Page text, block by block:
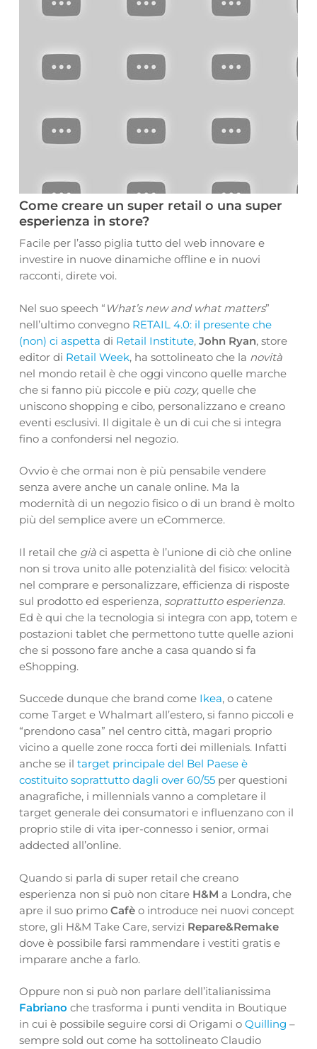
Come creare un super retail o una super
esperienza in store?
Facile per l’asso piglia tutto del web innovare e
investire in nuove dinamiche offline e in nuovi
racconti, direte voi.
Nel suo speech “ What’s new and what matters”
nell’ultimo convegno RETAIL 4.0: il presente che
(non) ci aspetta di Retail Institute, John Ryan, store
editor di Retail Week, ha sottolineato che la novità
nel mondo retail è che oggi vincono quelle marche
che si fanno più piccole e più cozy, quelle che
uniscono shopping e cibo, personalizzano e creano
eventi esclusivi. Il digitale è un di cui che si integra
fino a confondersi nel negozio.
Ovvio è che ormai non è più pensabile vendere
senza avere anche un canale online. Ma la
modernità di un negozio fisico o di un brand è molto
più del semplice avere un eCommerce.
Il retail che già ci aspetta è l’unione di ciò che online
non si trova unito alle potenzialità del fisico: velocità
nel comprare e personalizzare, efficienza di risposte
sul prodotto ed esperienza, soprattutto esperienza.
Ed è qui che la tecnologia si integra con app, totem e
postazioni tablet che permettono tutte quelle azioni
che si possono fare anche a casa quando si fa
eShopping.
Succede dunque che brand come Ikea, o catene
come Target e Whalmart all’estero, si fanno piccoli e
“prendono casa” nel centro città, magari proprio
vicino a quelle zone rocca forti dei millenials. Infatti
anche se il target principale del Bel Paese è
costituito soprattutto dagli over 60/55per questioni
anagrafiche, i millennials vanno a completare il
target generale dei consumatori e influenzano con il
proprio stile di vita iper-connesso i senior, ormai
addected all’online.
Quando si parla di super retail che creano
esperienza non si può non citare H&M a Londra, che
apre il suo primo Cafè o introduce nei nuovi concept
store, gli H&M Take Care, servizi Repare&Remake
dove è possibile farsi rammendare i vestiti gratis e
imparare anche a farlo.
Oppure non si può non parlare dell’italianissima
Fabriano che trasforma i punti vendita in Boutique
in cui è possibile seguire corsi di Origami o Quilling –
sempre sold out come ha sottolineato Claudio